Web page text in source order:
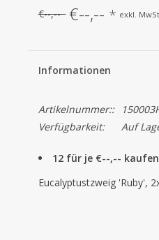
€--,-- €--,-- * exkl. MwSt.
Informationen
Artikelnummer::
Verfügbarkeit:
Auf
12 für je €--,--
Eucalyptustzweig 'Ruby',